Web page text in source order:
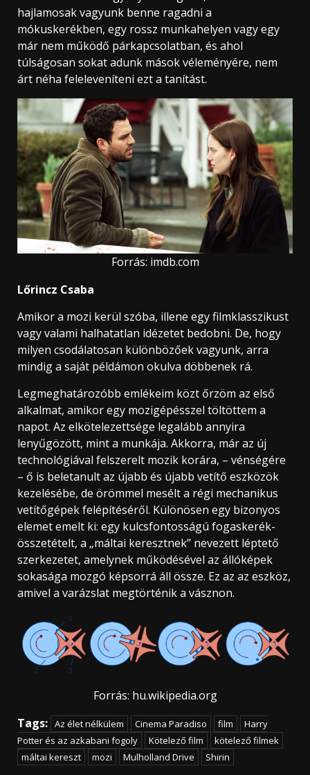
hajlamosak vagyunk benne ragadni a
mókuskerékben, egy rossz munkahelyen vagy egy
már nem működő párkapcsolatban, és ahol
túlságosan sokat adunk mások véleményére, nem
árt néha feleleveníteni ezt a tanítást.
Forrás: imdb.com
Lőrincz Csaba
Amikor a mozi kerül szóba, illene egy filmklasszikust
vagy valami halhatatlan idézetet bedobni. De, hogy
milyen csodálatosan különbözőek vagyunk, arra
mindig a saját példámon okulva döbbenek rá.
Legmeghatározóbb emlékeim közt őrzöm az első
alkalmat, amikor egy mozigépésszel töltöttem a
napot. Az elkötelezettsége legalább annyira
lenyűgözött, mint a munkája. Akkorra, már az új
technológiával felszerelt mozik korára, – vénségére
– ő is beletanult az újabb és újabb vetítő eszközök
kezelésébe, de örömmel mesélt a régi mechanikus
vetítőgépek felépítéséről. Különösen egy bizonyos
elemet emelt ki: egy kulcsfontosságú fogaskerék-
összetételt, a „máltai keresztnek” nevezett léptető
szerkezetet, amelynek működésével az állóképek
sokasága mozgó képsorrá áll össze. Ez az az eszköz,
amivel a varázslat megtörténik a vásznon.
Forrás: hu.wikipedia.org
Tags: Az élet nélkülem Cinema Paradiso film
Harry
Potter és az azkabani fogoly
Kötelező film
kötelező filmek
máltai kereszt
mozi Mulholland Drive Shirin